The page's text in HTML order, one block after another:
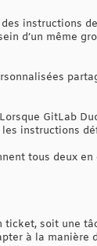
instructions
d’un même
GitLab
instructions
tous deux
soit une
à la